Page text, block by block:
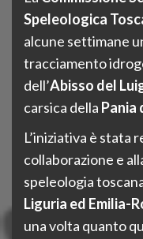
Speleologica
alcune settimane
tracciamento
dell’Abisso del
carsica della Pania
L’iniziativa è stata
collaborazione e
speleologia
Liguria ed Emilia-
una volta quanto